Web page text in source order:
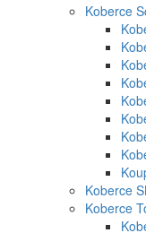
Koberce
Koberce
Koberce